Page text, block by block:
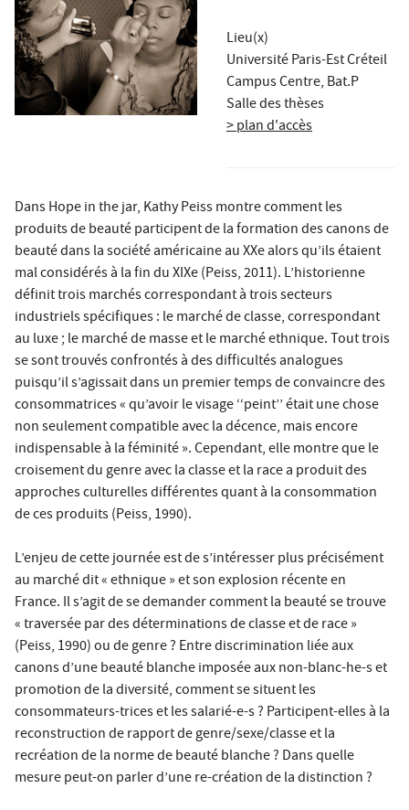
Lieu(x)
Université Paris-Est Créteil
Campus Centre, Bat.P
Salle des thèses
> plan d'accès
DansHope in the jar, Kathy Peiss montre comment les
produits de beauté participent de la formation des canons de
beauté dans la société américaine au XXe alors qu’ils étaient
mal considérés à la fin du XIXe (Peiss, 2011). L’historienne
définit trois marchés correspondant à trois secteurs
industriels spécifiques : le marché de classe, correspondant
au luxe ; le marché de masse et le marché ethnique. Tout trois
se sont trouvés confrontés à des difficultés analogues
puisqu’il s’agissait dans un premier temps de convaincre des
consommatrices « qu’avoir le visage ‘‘peint’’ était une chose
non seulement compatible avec la décence, mais encore
indispensable à la féminité ». Cependant, elle montre que le
croisement du genre avec la classe et la race a produit des
approches culturelles différentes quant à la consommation
de ces produits (Peiss, 1990).
L’enjeu de cette journée est de s’intéresser plus précisément
au marché dit « ethnique » et son explosion récente en
France. Il s’agit de se demander comment la beauté se trouve
« traversée par des déterminations de classe et de race »
(Peiss, 1990) ou de genre ? Entre discrimination liée aux
canons d’une beauté blanche imposée aux non-blanc-he-s et
promotion de la diversité, comment se situent les
consommateurs-trices et les salarié-e-s ? Participent-elles à la
reconstruction de rapport de genre/sexe/classe et la
recréation de la norme de beauté blanche ? Dans quelle
mesure peut-on parler d’une re-création de la distinction ?